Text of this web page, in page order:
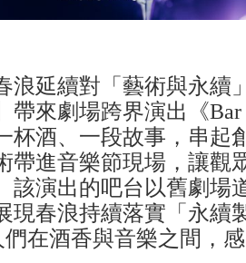
浪延續對「藝術與永續
帶來劇場跨界演出《
杯酒、一段故事，串起
帶進音樂節現場，讓觀
該演出的吧台以舊劇場
現春浪持續落實「永續
們在酒香與音樂之間，